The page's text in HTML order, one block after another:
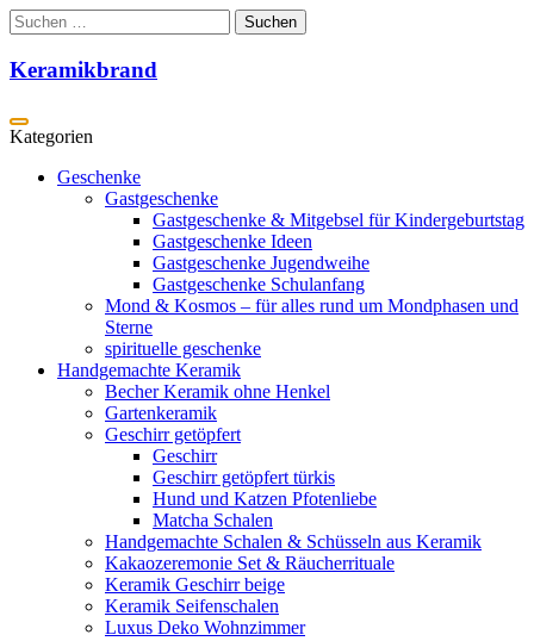
Zum
Inhalt
springen
Suchen
nach:
Keramikbrand
Geschenke
Gastgeschenke
Gastgeschenke & Mitgebsel für Kindergeburtstag
Gastgeschenke Ideen
Gastgeschenke Jugendweihe
Gastgeschenke Schulanfang
Mond & Kosmos – für alles rund um Mondphasen und
Sterne
spirituelle geschenke
Handgemachte Keramik
Becher Keramik ohne Henkel
Gartenkeramik
Geschirr getöpfert
Geschirr
Geschirr getöpfert türkis
Hund und Katzen Pfotenliebe
Matcha Schalen
Handgemachte Schalen & Schüsseln aus Keramik
Kakaozeremonie Set & Räucherrituale
Keramik Geschirr beige
Keramik Seifenschalen
Luxus Deko Wohnzimmer